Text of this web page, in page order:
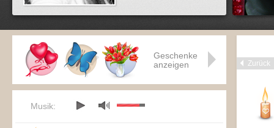
Zurück
Geschenke
anzeigen
Musik: